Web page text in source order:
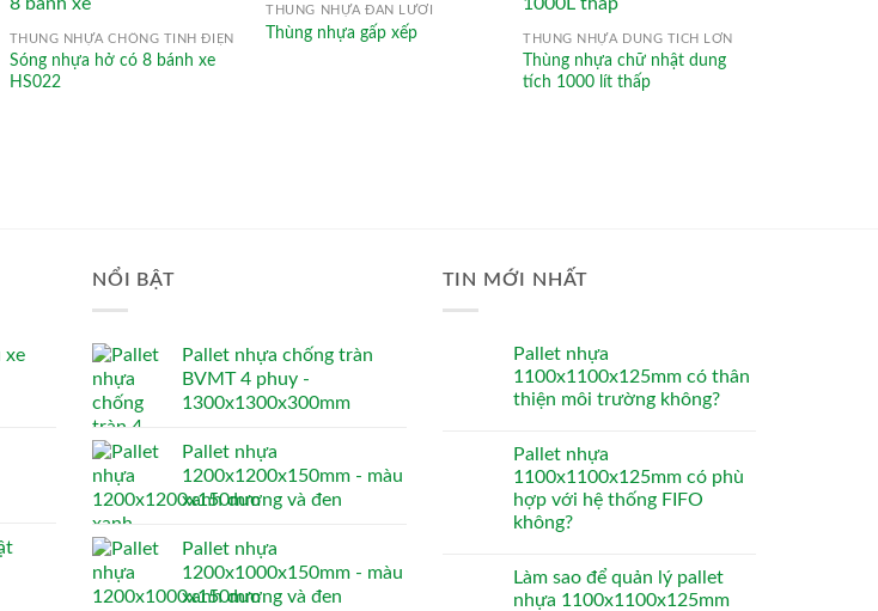
THÙNG NHỰA CHỐNG TĨNH ĐIỆN
Sóng nhựa hở có 8 bánh xe
HS022
THÙNG NHỰA ĐAN LƯỚI
Thùng nhựa gấp xếp THÙNG NHỰA DUNG TÍCH LỚN
Thùng nhựa chữ nhật dung
tích 1000 lít thấp
xe
NỔI BẬT
Pallet nhựa chống tràn
BVMT 4 phuy -
1300x1300x300mm
Pallet nhựa
1200x1200x150mm - màu
xanh dương và đen
Pallet nhựa
1200x1000x150mm - màu
xanh dương và đen
TIN MỚI NHẤT
Pallet nhựa
1100x1100x125mm có thân
thiện môi trường không?
Pallet nhựa
1100x1100x125mm có phù
hợp với hệ thống FIFO
không?
Làm sao để quản lý pallet
nhựa 1100x1100x125mm